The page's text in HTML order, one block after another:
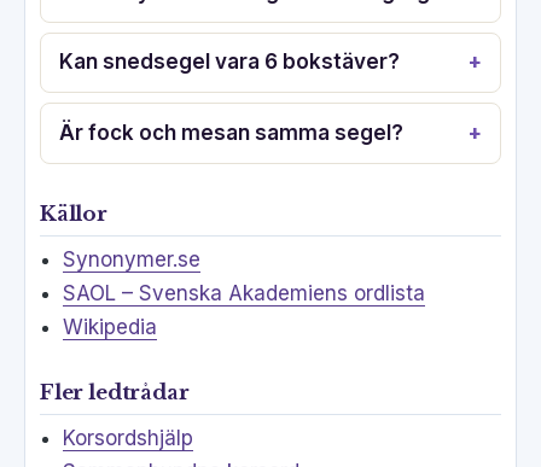
Kan snedsegel vara 6 bokstäver?
Är fock och mesan samma segel?
Källor
Synonymer.se
SAOL – Svenska Akademiens ordlista
Wikipedia
Fler ledtrådar
Korsordshjälp